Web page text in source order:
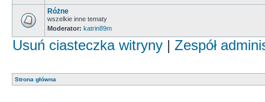
Różne
wszelkie inne tematy
Moderator: katrin89m
Usuń ciasteczka witryny | Zespół
Strona główna